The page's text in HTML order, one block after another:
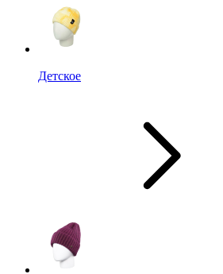
Детское